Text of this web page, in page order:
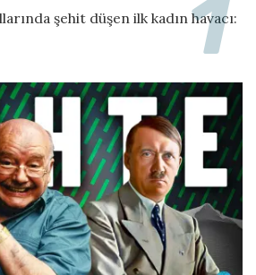
şehit düşen ilk kadın havacı: